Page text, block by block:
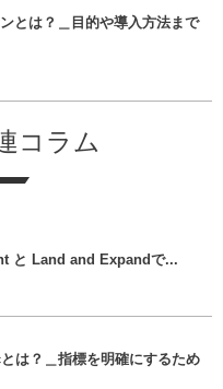
とは？＿目的や導入方法まで
コラム
と Land and Expandで...
は？＿指標を明確にするため